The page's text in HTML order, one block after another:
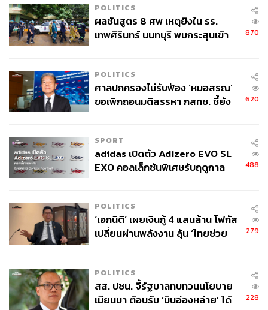
=
When:วันที่ 9 สิงหาคม 2568 เวลา 15.00-20.00 น.
Where:สวนวชิรเบญจทัศ (สวนรถไฟ)
POLITICS
ผลชันสูตร 8 ศพ เหตุยิงใน รร.
เทพศิรินทร์ นนทบุรี พบกระสุนเข้า
870
POLITICS
ศาลปกครองไม่รับฟ้อง ‘หมอสรณ’
ขอเพิกถอนมติสรรหา กสทช. ชี้ยัง
620
SPORT
adidas เปิดตัว Adizero EVO SL
EXO คอลเล็กชันพิเศษรับฤดูกาล
488
POLITICS
‘เอกนิติ’ เผยเงินกู้ 4 แสนล้าน โฟกัส
เปลี่ยนผ่านพลังงาน ลุ้น ‘ไทยช่วย
279
POLITICS
สส. ปชน. จี้รัฐบาลทบทวนนโยบาย
เมียนมา ต้อนรับ ‘มินอ่องหล่าย’ ได้
228